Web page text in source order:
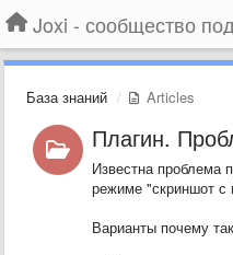
База знаний Articles
Плагин.
Известна проблема
режиме "скриншот с
Варианты почему